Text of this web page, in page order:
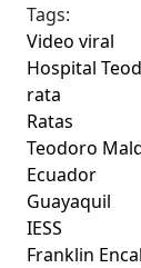
Tags:
Video viral
Hospital
rata
Ratas
Teodoro
Ecuador
Guayaquil
IESS
Franklin